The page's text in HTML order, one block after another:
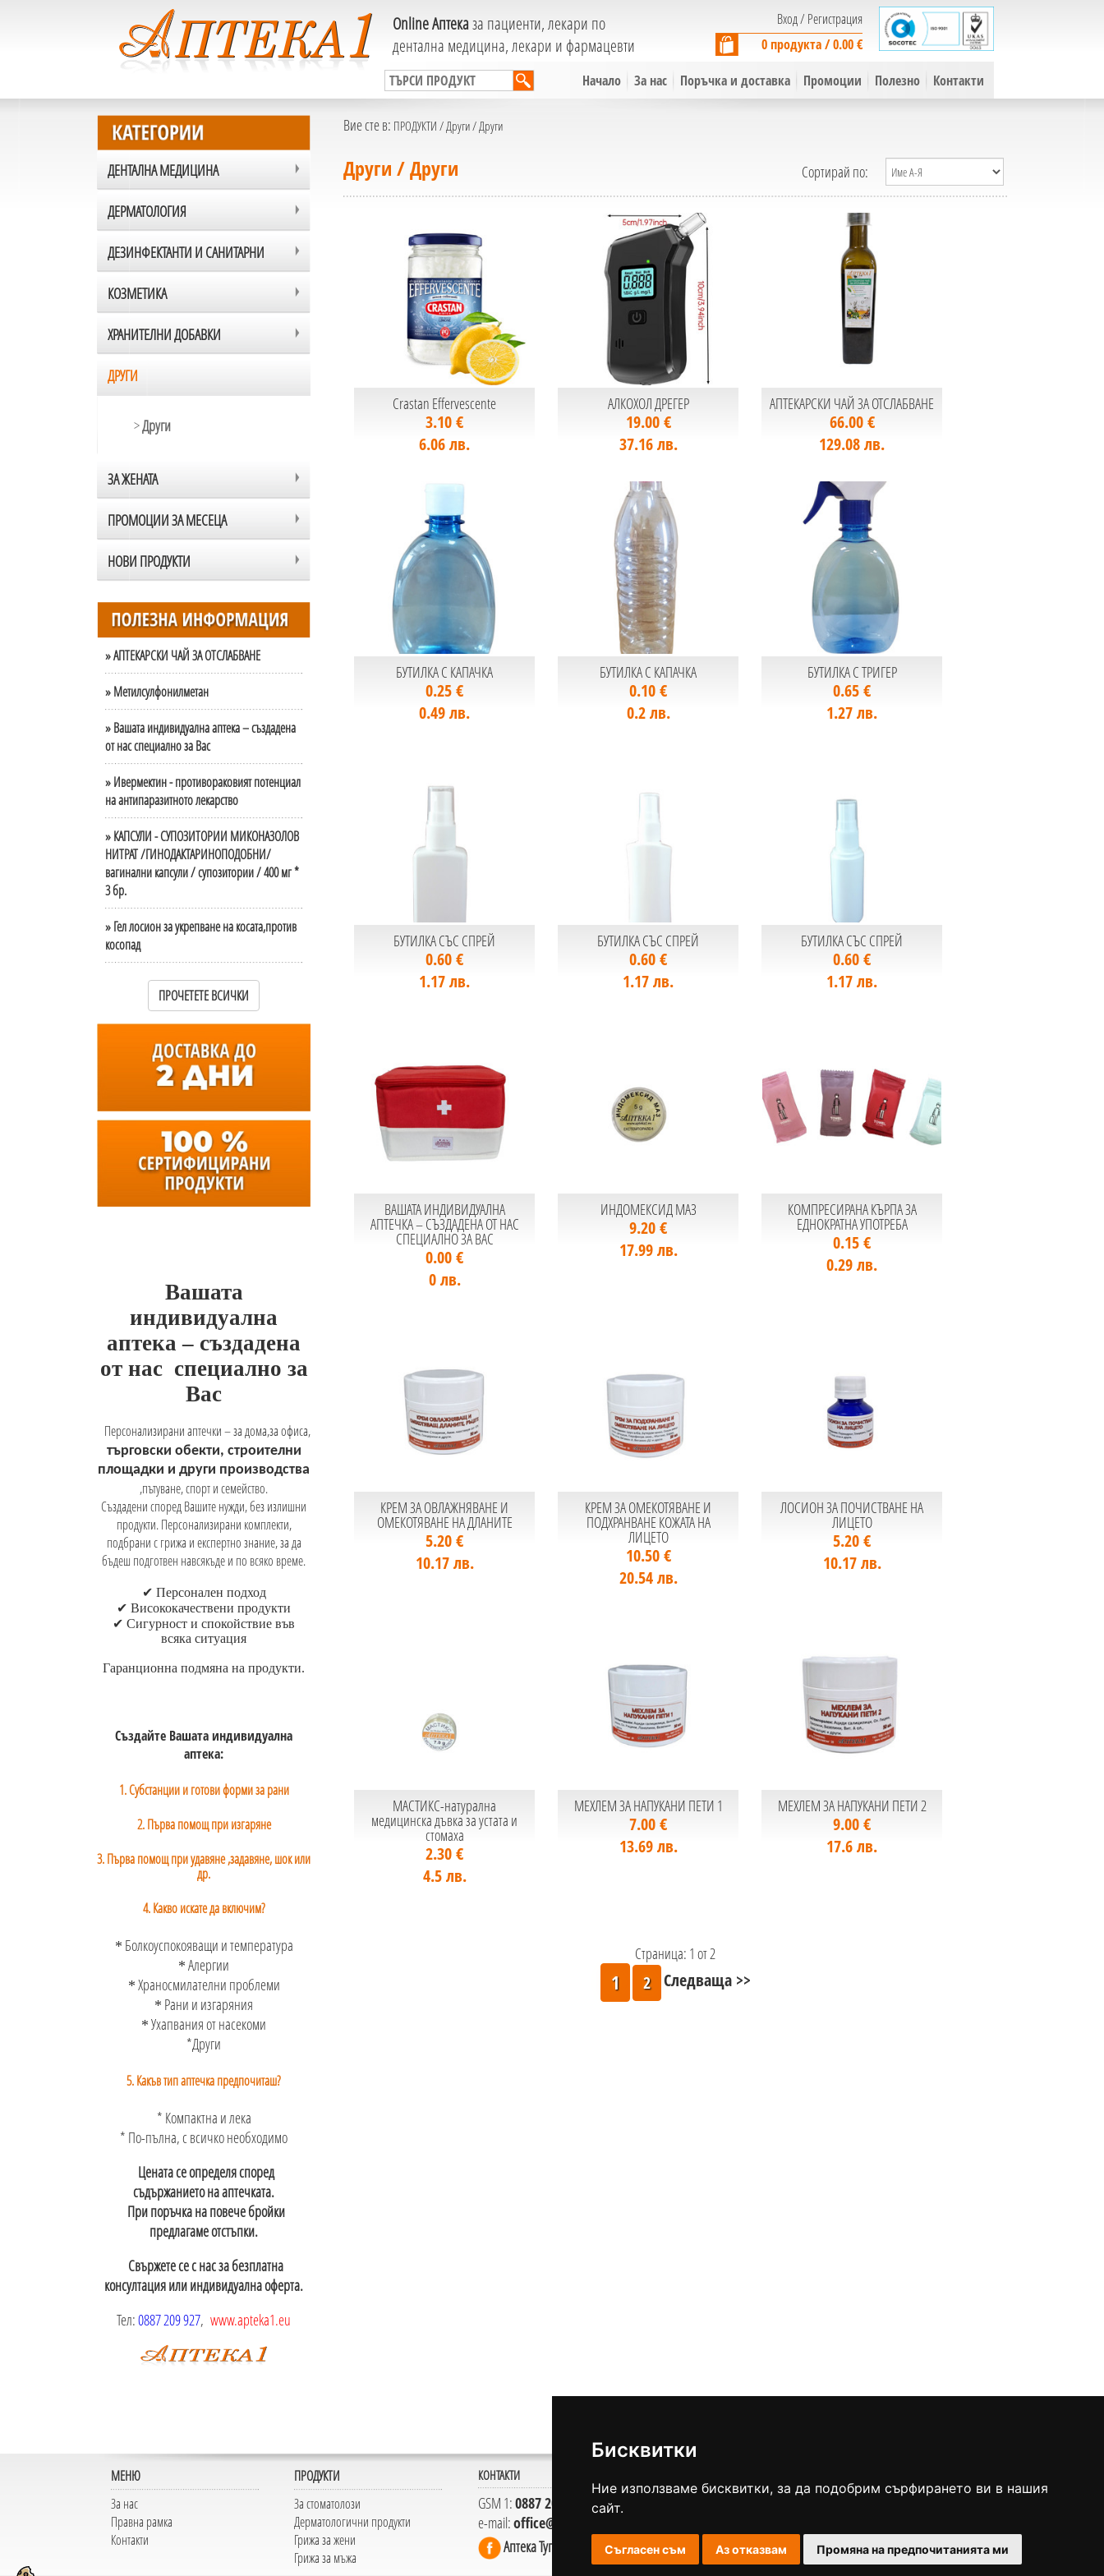
Бисквитки
Ние използваме бисквитки, за да подобрим сърфирането ви в нашия
сайт.
Съгласен съм Аз отказвам Промяна на предпочитанията ми
Online Аптеказа пациенти, лекари по
дентална медицина, лекари и фармацевти
Вход/Регистрация
0 продукта / 0.00 €
Начало
За нас Поръчка и доставка Промоции Полезно Контакти
ДЕНТАЛНА МЕДИЦИНА
ДЕРМАТОЛОГИЯ
ДЕЗИНФЕКТАНТИ И САНИТАРНИ
КОЗМЕТИКА
ХРАНИТЕЛНИ ДОБАВКИ
ДРУГИ
>Други
ЗА ЖЕНАТА
ПРОМОЦИИ ЗА МЕСЕЦА
НОВИ ПРОДУКТИ
» АПТЕКАРСКИ ЧАЙ ЗА ОТСЛАБВАНЕ
» Метилсулфонилметан
» Вашата индивидуална аптека – създадена
от нас специално за Вас
» Ивермектин - противораковият потенциал
на антипаразитното лекарство
» КАПСУЛИ - СУПОЗИТОРИИ МИКОНАЗОЛОВ
НИТРАТ /ГИНОДАКТАРИНОПОДОБНИ/
вагинални капсули / супозитории / 400 мг *
3 бр.
» Гел лосион за укрепване на косата,против
косопад
ПРОЧЕТЕТЕ ВСИЧКИ
Вашата
индивидуална
аптека – създадена
от нас специално за
Вас
Персонализирани аптечки – за дома,за офиса,
търговски обекти, строителни
площадки и други производства
,пътуване, спорт и семейство.
Създадени според Вашите нужди, без излишни
продукти. Персонализирани комплекти,
подбрани с грижа и експертно знание, за да
бъдеш подготвен навсякъде и по всяко време.
✔ Персонален подход
✔ Висококачествени продукти
✔ Сигурност и спокойствие във
всяка ситуация
Гаранционна подмяна на продукти.
Създайте Вашата индивидуална
аптека:
1. Субстанции и готови форми за рани
2. Първа помощ при изгаряне
3. Първа помощ при удавяне ,задавяне, шок или
др.
4. Какво искате да включим?
* Болкоуспокояващи и температура
* Алергии
* Храносмилателни проблеми
* Рани и изгаряния
* Ухапвания от насекоми
*Други
5. Какъв тип аптечка предпочиташ?
* Компактна и лека
* По-пълна, с всичко необходимо
Цената се определя според
съдържанието на аптечката.
При поръчка на повече бройки
предлагаме отстъпки.
Свържете се с нас за безплатна
консултация или индивидуална оферта.
Тел:0887 209 927, www.apteka1.eu
Вие сте в: ПРОДУКТИ /Други/Други
Сортирай по:
Други / Други
Crastan Effervescente
3.10 €
6.06 лв.
АЛКОХОЛ ДРЕГЕР
19.00 €
37.16 лв.
АПТЕКАРСКИ ЧАЙ ЗА ОТСЛАБВАНЕ
66.00 €
129.08 лв.
БУТИЛКА С КАПАЧКА
0.25 €
0.49 лв.
БУТИЛКА С КАПАЧКА
0.10 €
0.2 лв.
БУТИЛКА С ТРИГЕР
0.65 €
1.27 лв.
БУТИЛКА СЪС СПРЕЙ
0.60 €
1.17 лв.
БУТИЛКА СЪС СПРЕЙ
0.60 €
1.17 лв.
БУТИЛКА СЪС СПРЕЙ
0.60 €
1.17 лв.
ВАШАТА ИНДИВИДУАЛНА
АПТЕЧКА – СЪЗДАДЕНА ОТ НАС
СПЕЦИАЛНО ЗА ВАС
0.00 €
0 лв.
ИНДОМЕКСИД МАЗ
9.20 €
17.99 лв.
КОМПРЕСИРАНА КЪРПА ЗА
ЕДНОКРАТНА УПОТРЕБА
0.15 €
0.29 лв.
КРЕМ ЗА ОВЛАЖНЯВАНЕ И
ОМЕКОТЯВАНЕ НА ДЛАНИТЕ
5.20 €
10.17 лв.
КРЕМ ЗА ОМЕКОТЯВАНЕ И
ПОДХРАНВАНЕ КОЖАТА НА
ЛИЦЕТО
10.50 €
20.54 лв.
ЛОСИОН ЗА ПОЧИСТВАНЕ НА
ЛИЦЕТО
5.20 €
10.17 лв.
МАСТИКС-натурална
медицинска дъвка за устата и
стомаха
2.30 €
4.5 лв.
МЕХЛЕМ ЗА НАПУКАНИ ПЕТИ 1
7.00 €
13.69 лв.
МЕХЛЕМ ЗА НАПУКАНИ ПЕТИ 2
9.00 €
17.6 лв.
Страница: 1 от 2
1 2 Следваща >>
МЕНЮ
За нас
Правна рамка
Контакти
ПРОДУКТИ
За стоматолози
Дерматологични продукти
Грижа за жени
Грижа за мъжа
КОНТАКТИ
GSM 1:0887 209 927
e-mail:office@apteka1.eu
Аптека Тупси
Изпълнителна агенция по лекарства